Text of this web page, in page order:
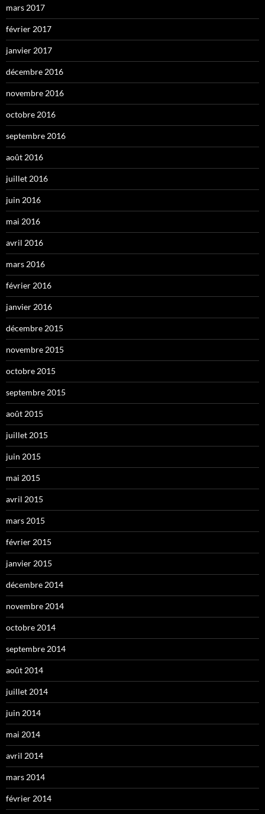
mars 2017
février 2017
janvier 2017
décembre 2016
novembre 2016
octobre 2016
septembre 2016
août 2016
juillet 2016
juin 2016
mai 2016
avril 2016
mars 2016
février 2016
janvier 2016
décembre 2015
novembre 2015
octobre 2015
septembre 2015
août 2015
juillet 2015
juin 2015
mai 2015
avril 2015
mars 2015
février 2015
janvier 2015
décembre 2014
novembre 2014
octobre 2014
septembre 2014
août 2014
juillet 2014
juin 2014
mai 2014
avril 2014
mars 2014
février 2014